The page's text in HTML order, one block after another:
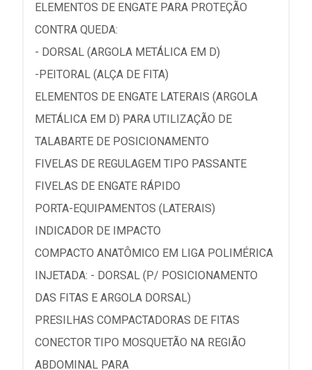
ELEMENTOS DE ENGATE PARA PROTEÇÃO
CONTRA QUEDA:
- DORSAL (ARGOLA METÁLICA EM D)
-PEITORAL (ALÇA DE FITA)
ELEMENTOS DE ENGATE LATERAIS (ARGOLA
METÁLICA EM D) PARA UTILIZAÇÃO DE
TALABARTE DE POSICIONAMENTO
FIVELAS DE REGULAGEM TIPO PASSANTE
FIVELAS DE ENGATE RÁPIDO
PORTA-EQUIPAMENTOS (LATERAIS)
INDICADOR DE IMPACTO
COMPACTO ANATÔMICO EM LIGA POLIMÉRICA
INJETADA: - DORSAL (P/ POSICIONAMENTO
DAS FITAS E ARGOLA DORSAL)
PRESILHAS COMPACTADORAS DE FITAS
CONECTOR TIPO MOSQUETÃO NA REGIÃO
ABDOMINAL PARA